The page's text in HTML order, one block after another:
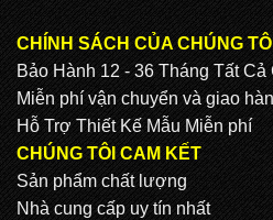
CHÍNH SÁCH CỦA CHÚNG TÔI
Bảo Hành 12 - 36 Tháng Tất Cả
Miễn phí vận chuyển và giao
Hỗ Trợ Thiết Kế Mẫu Miễn phí
CHÚNG TÔI CAM KẾT
Sản phẩm chất lượng
Nhà cung cấp uy tín nhất